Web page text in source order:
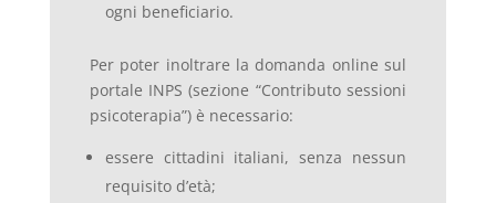
ogni beneficiario.
Per poter inoltrare la domanda online sul
portale INPS (sezione “Contributo sessioni
psicoterapia”) è necessario:
essere cittadini italiani, senza nessun
requisito d’età;